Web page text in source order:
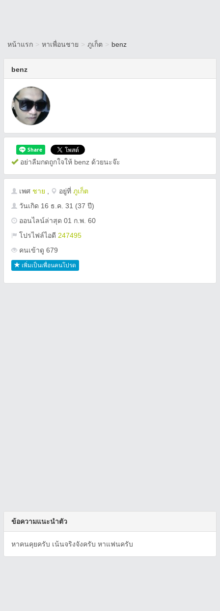
หน้าแรก > หาเพื่อนชาย > ภูเก็ต > benz
benz
อย่าลืมกดถูกใจให้ benz ด้วยนะจ๊ะ
เพศ ชาย อยู่ที่ ภูเก็ต
วันเกิด 16 ธ.ค. 31 (37 ปี)
ออนไลน์ล่าสุด 01 ก.พ. 60
โปรไฟล์ไอดี 247495
คนเข้าดู 679
เพิ่มเป็นเพื่อนคนโปรด
ข้อความแนะนำตัว
หาคนคุยครับ เน้นจริงจังครับ หาแฟนครับ